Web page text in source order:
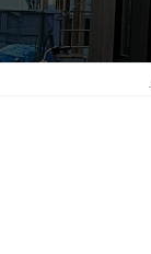
ッ
プ
移
動